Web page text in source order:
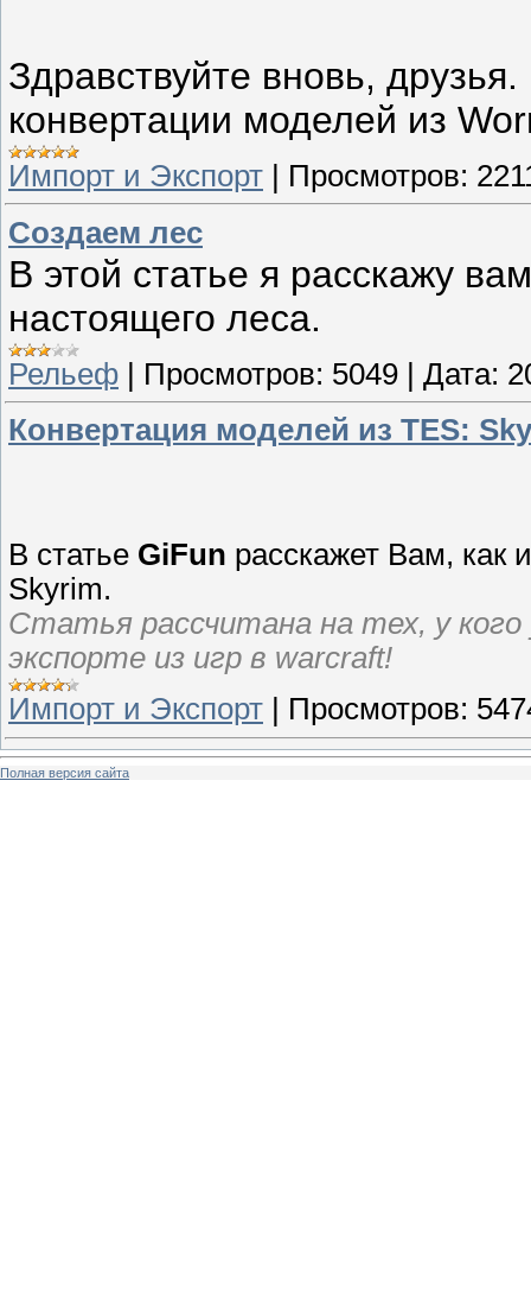
Здравствуйте вновь,
конвертации моделей из
Импорт и Экспорт | Просмотров:
Создаем лес
В этой статье я расскажу
настоящего леса.
Рельеф | Просмотров: 5049 | Дата:
Конвертация моделей из TES:
В статье GiFun расскажет Вам, как
Skyrim.
Статья рассчитана на тех, у
экспорте из игр в warcraft!
Импорт и Экспорт
Просмотров:
Полная версия сайта